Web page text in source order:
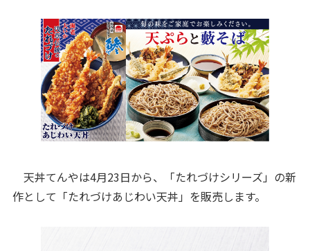
天丼てんやは4月23日から、「たれづけシリーズ」の新
作として「たれづけあじわい天丼」を販売します。